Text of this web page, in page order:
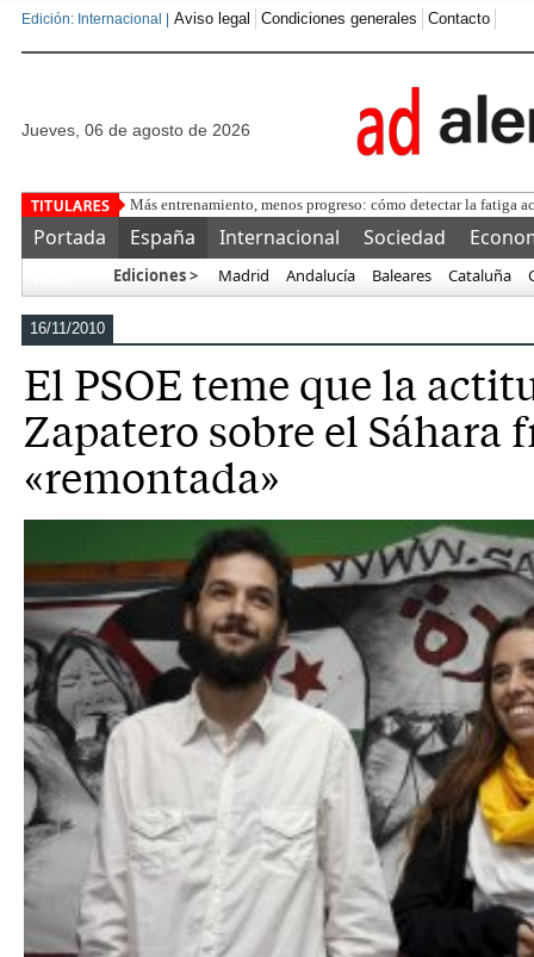
Edición: Internacional | Aviso legal Condiciones generales Contacto
jueves, 06 de agosto de 2026
Cómo ahorrar para la jubilación
Portada España Internacional Sociedad
Ediciones > Madrid Andalucía Baleares Cataluña
16/11/2010
El PSOE teme que la
Zapatero sobre el Sáhara
«remontada»